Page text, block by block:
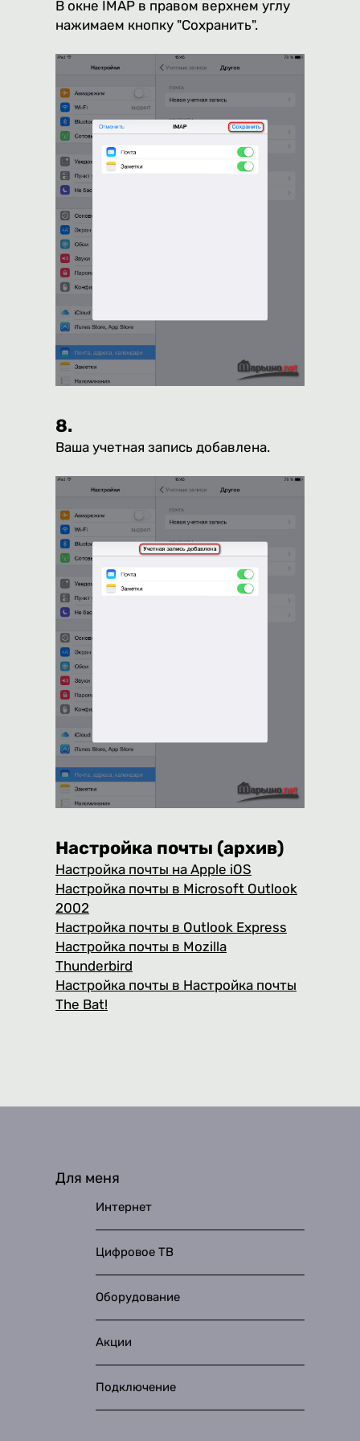
В окне IMAP в правом верхнем углу
нажимаем кнопку "Сохранить".
8.
Ваша учетная запись добавлена.
Настройка почты (архив)
Настройка почты на Apple iOS
Настройка почты в Microsoft Outlook
2002
Настройка почты в Outlook Express
Настройка почты в Mozilla
Thunderbird
Настройка почты в Настройка почты
The Bat!
Для меня
Интернет
Цифровое ТВ
Оборудование
Акции
Подключение